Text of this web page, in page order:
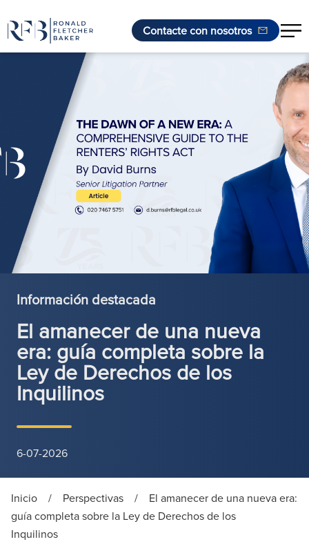
Saltar al contenido
Contacte con nosotros
Información destacada
El amanecer de una nueva
era: guía completa sobre la
Ley de Derechos de los
Inquilinos
6-07-2026
Inicio / Perspectivas /
El amanecer de una nueva era:
guía completa sobre la Ley de Derechos de los
Inquilinos